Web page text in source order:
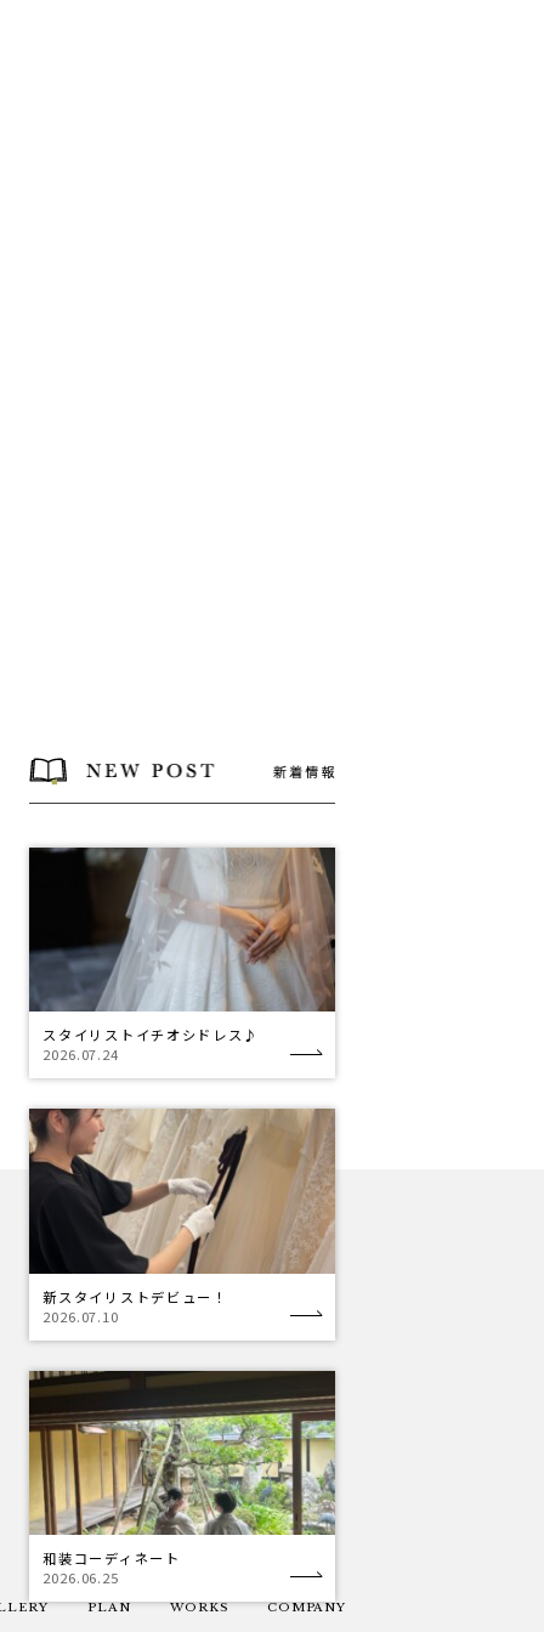
スタイリストイチオシドレス♪
2026.07.24
新スタイリストデビュー！
2026.07.10
和装コーディネート
2026.06.25
PLAN WORKS COMPANY